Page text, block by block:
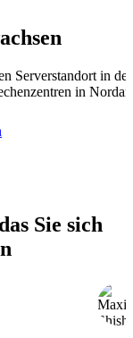
Serverstandort in
in
Sie sich